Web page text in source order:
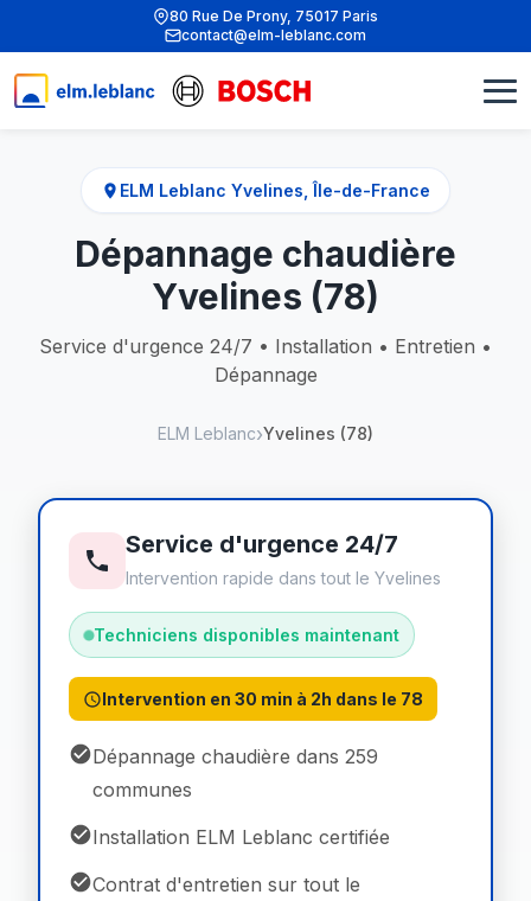
80 Rue De Prony, 75017 Paris
contact@elm-leblanc.com
ELM Leblanc Yvelines, Île-de-France
Dépannage chaudière
Yvelines (78)
Service d'urgence 24/7 • Installation • Entretien •
Dépannage
ELM Leblanc Yvelines (78)
Service d'urgence 24/7
Intervention rapide dans tout le Yvelines
Techniciens disponibles maintenant
Intervention en 30 min à 2h dans le 78
Dépannage chaudière dans 259
communes
Installation ELM Leblanc certifiée
Contrat d'entretien sur tout le